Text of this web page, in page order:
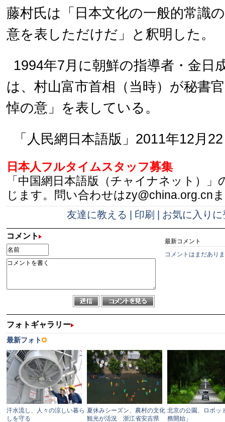
藤村氏は「日本文化の一般的常識
意を表しただけだ」と釈明した。
1994年7月に朝鮮の指導者・金日
は、村山富市首相（当時）が秘書
悼の意」を表している。
「人民網日本語版」2011年12月
日本人フルタイムスタッフ募集
「中国網日本語版（チャイナネット）」
じます。問い合わせはzy@china.org.cn
友達に教える 印刷 お気に入りに
コメント
最新コメント
コメントはまだあり